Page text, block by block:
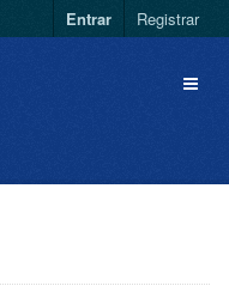
Entrar Registrar